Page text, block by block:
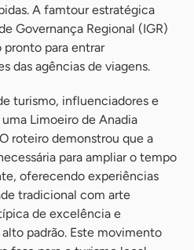
A famtour estratégica
Governança Regional (IGR)
para entrar
das agências de viagens.
turismo, influenciadores e
Limoeiro de Anadia
roteiro demonstrou que a
para ampliar o tempo
oferecendo experiências
tradicional com arte
de excelência e
padrão. Este movimento